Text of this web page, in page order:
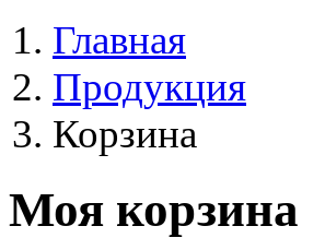
Главная
Продукция
Корзина
Моя корзина